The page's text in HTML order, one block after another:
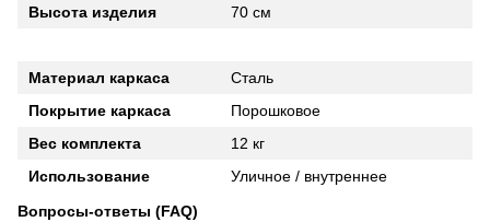
Высота изделия
70 см
Материал каркаса
Сталь
Покрытие каркаса
Порошковое
Вес комплекта
12 кг
Использование
Уличное / внутреннее
Вопросы-ответы (FAQ)